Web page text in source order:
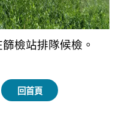
檢站排隊候檢。
回首頁